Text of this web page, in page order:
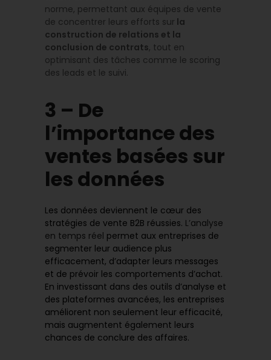
norme, permettant aux équipes de vente
de concentrer leurs efforts sur la
construction de relations et la
conclusion de contrats, tout en
optimisant des tâches comme le scoring
des leads et le suivi.
3 – De
l’importance des
ventes basées sur
les données
Les données deviennent le cœur des
stratégies de vente B2B réussies. L’analyse
en temps réel permet aux entreprises de
segmenter leur audience plus
efficacement, d’adapter leurs messages
et de prévoir les comportements d’achat.
En investissant dans des outils d’analyse et
des plateformes avancées, les entreprises
améliorent non seulement leur efficacité,
mais augmentent également leurs
chances de conclure des affaires.